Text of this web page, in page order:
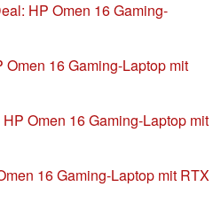
HP Omen 16 Gaming-
Omen 16 Gaming-Laptop mit
Omen 16 Gaming-Laptop mit
16 Gaming-Laptop mit RTX